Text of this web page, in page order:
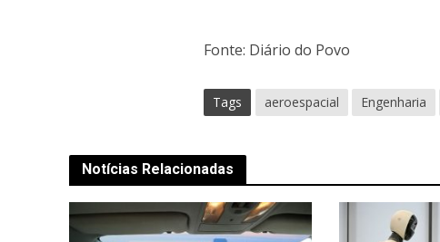
Fonte: Diário do Povo
Tags aeroespacial Engenharia
Notícias Relacionadas